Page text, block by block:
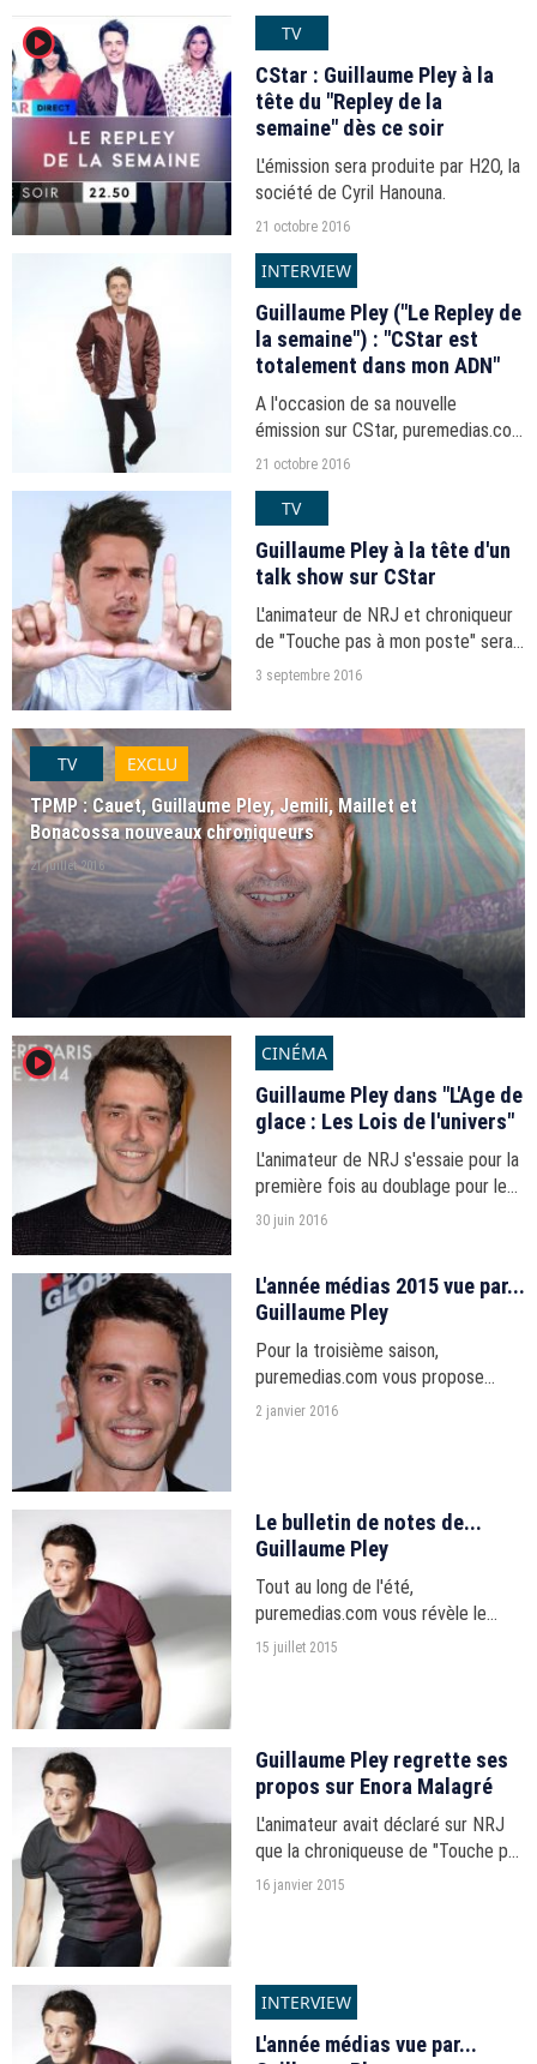
player2 TV
CStar : Guillaume Pley à la
tête du "Repley de la
semaine" dès ce soir
L'émission sera produite par H2O, la
société de Cyril Hanouna.
21 octobre 2016
INTERVIEW
Guillaume Pley ("Le Repley de
la semaine") : "CStar est
totalement dans mon ADN"
A l'occasion de sa nouvelle
émission sur CStar, puremedias.com
a rencontré le nouveau chroniqueur
21 octobre 2016
TV
Guillaume Pley à la tête d'un
talk show sur CStar
L'animateur de NRJ et chroniqueur
de "Touche pas à mon poste" sera
aux commandes d'une nouvelle
3 septembre 2016
TV
EXCLU
TPMP : Cauet, Guillaume Pley, Jemili, Maillet et
Bonacossa nouveaux chroniqueurs
21 juillet 2016
player2 CINÉMA
Guillaume Pley dans "L'Age de
glace : Les Lois de l'univers"
L'animateur de NRJ s'essaie pour la
première fois au doublage pour le
film d'animation.
30 juin 2016
L'année médias 2015 vue par...
Guillaume Pley
Pour la troisième saison,
puremedias.com vous propose
"L'année médias vue par...", votre
2 janvier 2016
Le bulletin de notes de...
Guillaume Pley
Tout au long de l'été,
puremedias.com vous révèle le
bulletin de notes de vos animateurs
15 juillet 2015
Guillaume Pley regrette ses
propos sur Enora Malagré
L'animateur avait déclaré sur NRJ
que la chroniqueuse de "Touche pas
à mon poste" lui "cassait les
16 janvier 2015
INTERVIEW
L'année médias vue par...